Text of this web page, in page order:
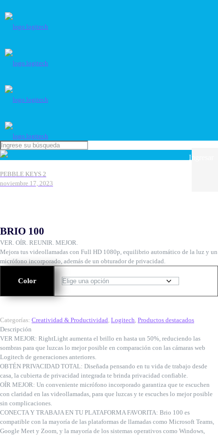
Ingresar
PEBBLE KEYS 2
noviembre 17, 2023
BRIO 100
VER. OÍR. REUNIR. MEJOR.
Mejora tus videollamadas con Full HD 1080p, equilibrio automático de la luz y un
micrófono incorporado, además de un obturador de privacidad.
Color
Categorías: Creatividad & Productividad, Logitech, Productos destacados
Descripción
VER MEJOR: RightLight aumenta el brillo en hasta un 50%, reduciendo las
sombras para que luzcas lo mejor posible en comparación con las cámaras web
Logitech de generaciones anteriores.
OBTÉN PRIVACIDAD TOTAL: Diseñada pensando en tu vida de trabajo desde
casa, la cubierta de privacidad integrada te brinda privacidad confiable.
OÍR MEJOR: Un conveniente micrófono incorporado garantiza que te escuchen
con claridad en las videollamadas, para que luzcas y te escuches lo mejor posible
sin complicaciones.
CONECTA Y TRABAJA EN TU PLATAFORMA FAVORITA: Brio 100 es
compatible con la mayoría de las plataformas de llamadas como Microsoft Teams,
Google Meet y Zoom, y la mayoría de los sistemas operativos como Windows,